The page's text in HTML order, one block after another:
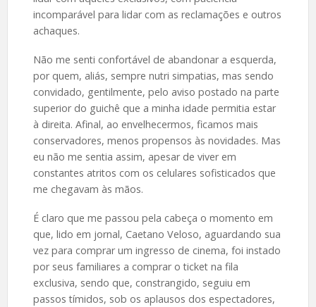
incomparável para lidar com as reclamações e outros
achaques.
Não me senti confortável de abandonar a esquerda,
por quem, aliás, sempre nutri simpatias, mas sendo
convidado, gentilmente, pelo aviso postado na parte
superior do guichê que a minha idade permitia estar
à direita. Afinal, ao envelhecermos, ficamos mais
conservadores, menos propensos às novidades. Mas
eu não me sentia assim, apesar de viver em
constantes atritos com os celulares sofisticados que
me chegavam às mãos.
É claro que me passou pela cabeça o momento em
que, lido em jornal, Caetano Veloso, aguardando sua
vez para comprar um ingresso de cinema, foi instado
por seus familiares a comprar o ticket na fila
exclusiva, sendo que, constrangido, seguiu em
passos tímidos, sob os aplausos dos espectadores,